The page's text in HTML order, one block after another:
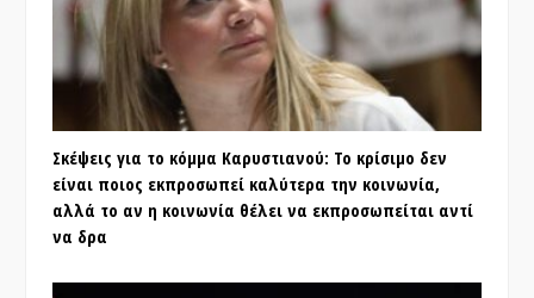
Σκέψεις για το κόμμα Καρυστιανού: Το κρίσιμο δεν
είναι ποιος εκπροσωπεί καλύτερα την κοινωνία,
αλλά το αν η κοινωνία θέλει να εκπροσωπείται αντί
να δρα